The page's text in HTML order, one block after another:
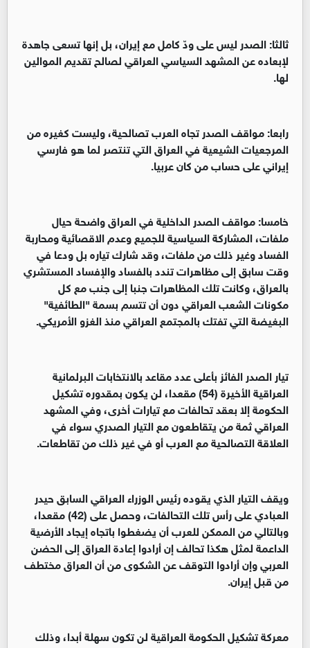
ثالثا: الصدر ليس على ودّ كامل مع إيران، بل إنها تسعى جاهدة
لإبعاده عن المشهد السياسي العراقي لصالح تقديم الموالين
لها.
رابعا: مواقف الصدر تجاه العرب تصالحية، وليست كغيره من
المرجعيات الشيعية في العراق التي تنتصر لما هو فارسي
إيراني على حساب من كان عربيا.
خامسا: مواقف الصدر الداخلية في العراق واضحة حيال
ملفات، المشاركة السياسية للجميع وعدم الاقصائية ومحاربة
الفساد وغير ذلك من ملفات، وقد شارك تياره بل ودعا في
وقت سابق إلى مظاهرات تندد بالفساد والإفساد المستشري
بالعراق، وكانت تلك المظاهرات جنبا إلى جنب مع كل
مكونات الشعب العراقي دون أن تتسم بسمة "الطائفية"
البغيضة التي تفتك بالمجتمع العراقي منذ الغزو الأمريكي.
تيار الصدر الفائز بأعلى عدد مقاعد بالانتخابات البرلمانية
العراقية الأخيرة (54) مقعدا، لن يكون بمقدوره تشكيل
الحكومة إلا بعقد تحالفات مع تيارات أخرى، وفي المشهد
العراقي ثمة من يتقاطعون مع التيار الصدري سواء في
العلاقة التصالحية مع العرب أو في غير ذلك من تقاطعات.
ويقف التيار الذي يقوده رئيس الوزراء العراقي السابق حيدر
العبادي على رأس تلك التحالفات، وحصل على (42) مقعدا،
وبالتالي من الممكن للعرب أن يضغطوا باتجاه إيجاد الأرضية
الداعمة لمثل هكذا تحالف إن أرادوا إعادة العراق إلى الحضن
العربي وإن أرادوا التوقف عن الشكوى من أن العراق مختطف
من قبل إيران.
معركة تشكيل الحكومة العراقية لن تكون سهلة أبدا، وذلك